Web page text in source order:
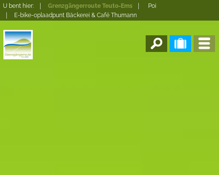
U bent hier: Grenzgängerroute Teuto-Ems
Poi
E-bike-oplaadpunt Bäckerei & Café Thumann